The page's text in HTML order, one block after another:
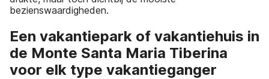
bezienswaardigheden.
Een vakantiepark of vakantiehuis in
de Monte Santa Maria Tiberina
voor elk type vakantieganger